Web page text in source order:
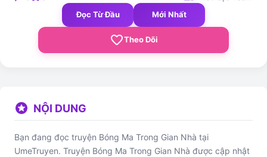
Đọc Từ Đầu
Mới Nhất
favorite_borderTheo Dõi
stars NỘI DUNG
Bạn đang đọc truyện Bóng Ma Trong Gian Nhà tại
UmeTruyen. Truyện Bóng Ma Trong Gian Nhà được cập nhật